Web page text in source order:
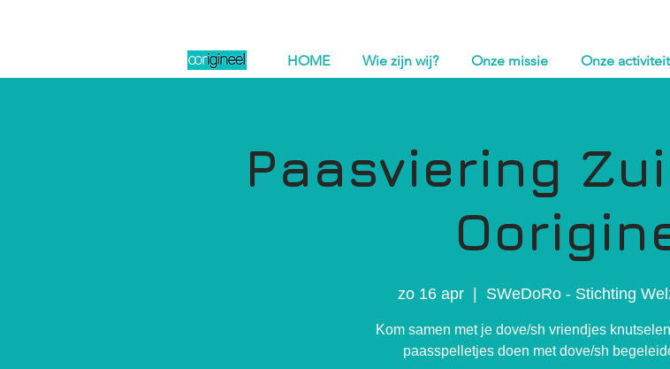
HOME Wie zijn wij? Onze missie Onze
Paasviering
zo 16 apr SWeDoRo - Stichting
Kom samen met je dove/sh vriendjes
paasspelletjes doen met dove/sh